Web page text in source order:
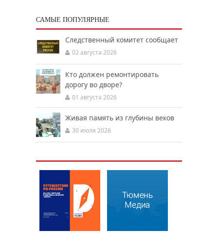
САМЫЕ ПОПУЛЯРНЫЕ
Следственный комитет сообщает
02 августа 2026
Кто должен ремонтировать
дорогу во дворе?
01 августа 2026
Живая память из глубины веков
30 июля 2026